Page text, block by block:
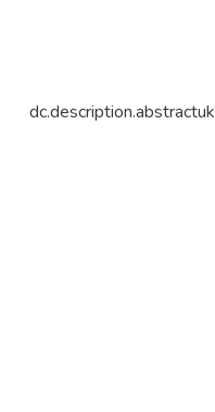
dc.description.abstractuk